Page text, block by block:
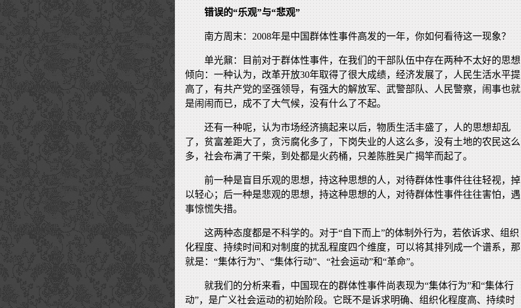
错误的“乐观”与“悲观”
南方周末：2008年是中国群体性事件高发的一年，你如何看待这一现象？
单光鼐：目前对于群体性事件，在我们的干部队伍中存在两种不太好的思想
倾向：一种认为，改革开放30年取得了很大成绩，经济发展了，人民生活水平提
高了，有共产党的坚强领导，有强大的解放军、武警部队、人民警察，闹事也就
是闹闹而已，成不了大气候，没有什么了不起。
还有一种呢，认为市场经济搞起来以后，物质生活丰盛了，人的思想却乱
了，贫富差距大了，贪污腐化多了，下岗失业的人这么多，没有土地的农民这么
多，社会布满了干柴，到处都是火药桶，只差陈胜吴广揭竿而起了。
前一种是盲目乐观的思想，持这种思想的人，对待群体性事件往往轻视，掉
以轻心；后一种是悲观的思想，持这种思想的人，对待群体性事件往往害怕，遇
事惊慌失措。
这两种态度都是不科学的。对于“自下而上”的体制外行为，若依诉求、组织
化程度、持续时间和对制度的扰乱程度四个维度，可以将其排列成一个谱系，那
就是：“集体行为”、“集体行动”、“社会运动”和“革命”。
就我们的分析来看，中国现在的群体性事件尚表现为“集体行为”和“集体行
动”，是广义社会运动的初始阶段。它既不是诉求明确、组织化程度高、持续时